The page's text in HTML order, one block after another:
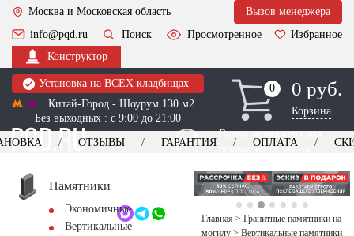
Москва и Московская область
Вызов менеджера
info@pqd.ru
Поиск Просмотренное
Избранное
Конструктор
Установка на ВСЕХ кладбищах
Китай-Город - Шоурум 130 м2
Без выходных : с 9:00 до 21:00
0
0 0 руб.
Корзина
Выезд менеджера для
оформления заказа
+7 (495) 518-44-23
Обратный звонок
ОТЗЫВЫ ГАРАНТИЯ ОПЛАТА
Памятники
Экономичные
Вертикальные
Главная > Гранитные памятники на
могилу > Вертикальные памятники